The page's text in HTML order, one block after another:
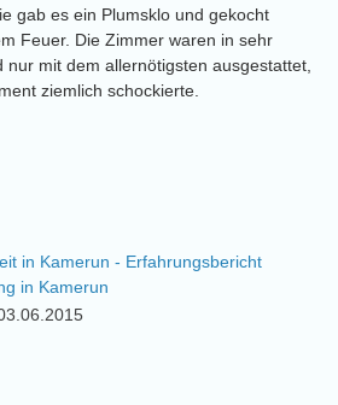
gab es ein Plumsklo und gekocht
Feuer. Die Zimmer waren in sehr
mit dem allernötigsten ausgestattet,
ziemlich schockierte.
in Kamerun - Erfahrungsbericht
in Kamerun